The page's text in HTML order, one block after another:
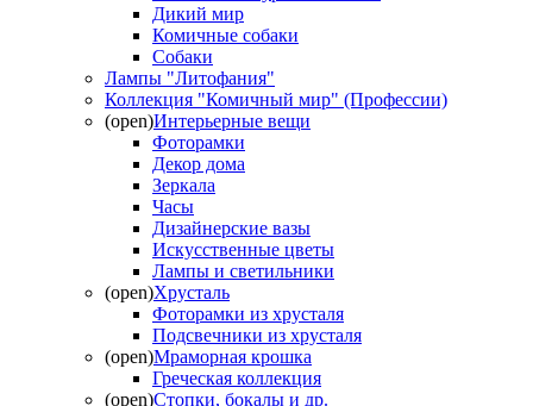
Дикий мир
Комичные собаки
Собаки
Лампы "Литофания"
Коллекция "Комичный мир" (Профессии)
(open)Интерьерные вещи
Фоторамки
Декор дома
Зеркала
Часы
Дизайнерские вазы
Искусственные цветы
Лампы и светильники
(open)Хрусталь
Фоторамки из хрусталя
Подсвечники из хрусталя
(open)Мраморная крошка
Греческая коллекция
(open)Стопки, бокалы и др.